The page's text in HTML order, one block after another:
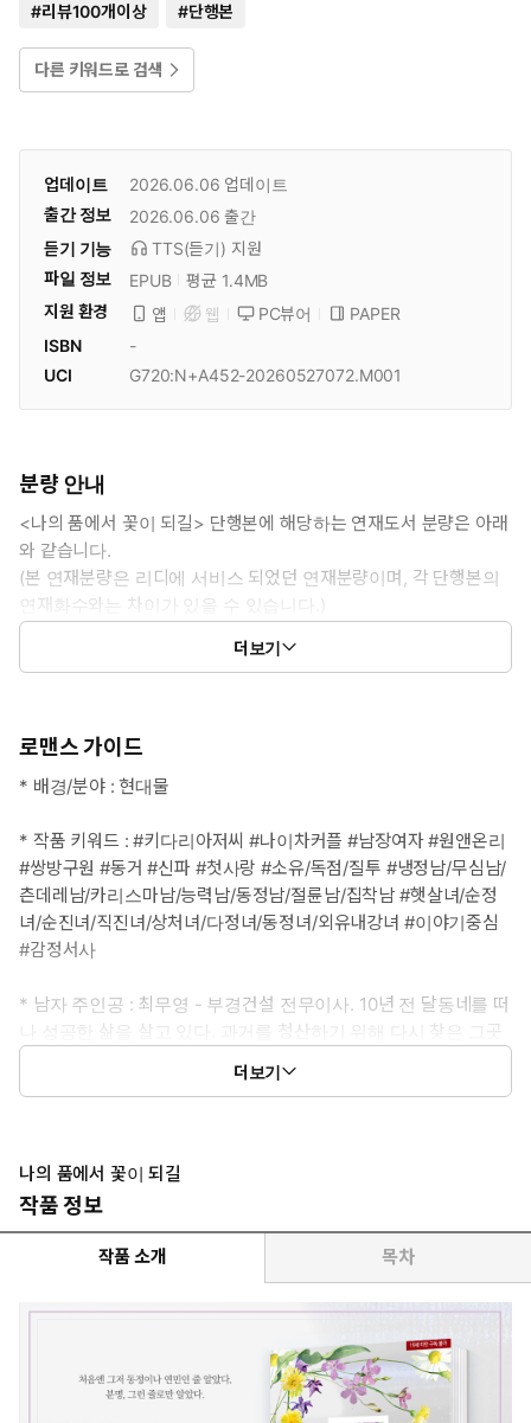
#리뷰100개이상 #단행본
다른 키워드로 검색
업데이트 2026.06.06 업데이트
출간 정보
2026.06.06 출간
듣기 기능
TTS(듣기) 지원
파일 정보
EPUB
평균 1.4MB
지원 환경
앱 웹 PC뷰어
PAPER
ISBN
-
UCI
G720:N+A452-20260527072.M001
분량 안내
<나의 품에서 꽃이 되길> 단행본에 해당하는 연재도서 분량은 아래
와 같습니다.
(본 연재분량은 리디에 서비스 되었던 연재분량이며, 각 단행본의
연재화수와는 차이가 있을 수 있습니다.)
1권: 1화 ~ 40화
더보기
로맨스 가이드
* 배경/분야 : 현대물
* 작품 키워드 : #키다리아저씨 #나이차커플 #남장여자 #원앤온리
#쌍방구원 #동거 #신파 #첫사랑 #소유/독점/질투 #냉정남/무심남/
츤데레남/카리스마남/능력남/동정남/절륜남/집착남 #햇살녀/순정
녀/순진녀/직진녀/상처녀/다정녀/동정녀/외유내강녀 #이야기중심
#감정서사
* 남자 주인공 : 최무영 - 부경건설 전무이사. 10년 전 달동네를 떠
나 성공한 삶을 살고 있다. 과거를 청산하기 위해 다시 찾은 그곳
에서 씩씩하게 살아가는 은우를 만난다. 자꾸 눈길이 가고 신경이
쓰인다. 그저 동정이나 연민인 줄 알았다.
들어와 빡빡한 삶을 살고 있다. 희망을 품고 빠듯하게 살아가는 그
곳에서 정체불명의 남자 무영을 만난다. 자꾸 마음이 가고 호기심이
생긴다. 그저 어른 남자를 향한 동경인 줄 알았다.
* 이럴 때 보세요 : 차갑고 냉철한 어른 남자의 묵묵한 집착과 사랑이
* 공감 글귀 : “넌 그냥 내가 주는 걸 받기만 해.”
더보기
나의 품에서 꽃이 되길
작품 정보
작품 소개 목차